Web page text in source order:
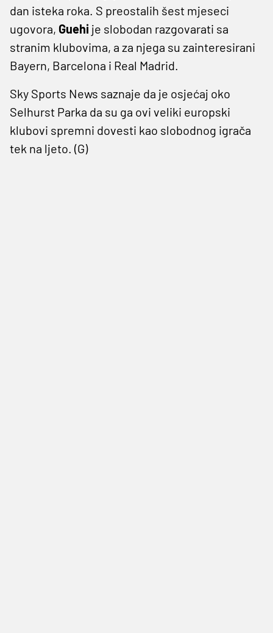
dan isteka roka. S preostalih šest mjeseci
ugovora, Guehi je slobodan razgovarati sa
stranim klubovima, a za njega su zainteresirani
Bayern, Barcelona i Real Madrid.
Sky Sports News saznaje da je osjećaj oko
Selhurst Parka da su ga ovi veliki europski
klubovi spremni dovesti kao slobodnog igrača
tek na ljeto. (G)